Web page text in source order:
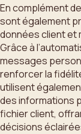
En complément
sont également
données client et
Grâce à
messages
renforcer la
utilisent
des informations
fichier client,
décisions